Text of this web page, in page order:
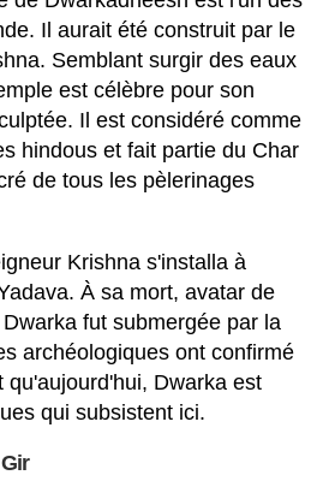
Il aurait été construit par le
Semblant surgir des eaux
est célèbre pour son
Il est considéré comme
hindous et fait partie du Char
de tous les pèlerinages
Krishna s'installa à
À sa mort, avatar de
fut submergée par la
archéologiques ont confirmé
Dwarka est
qui subsistent ici.